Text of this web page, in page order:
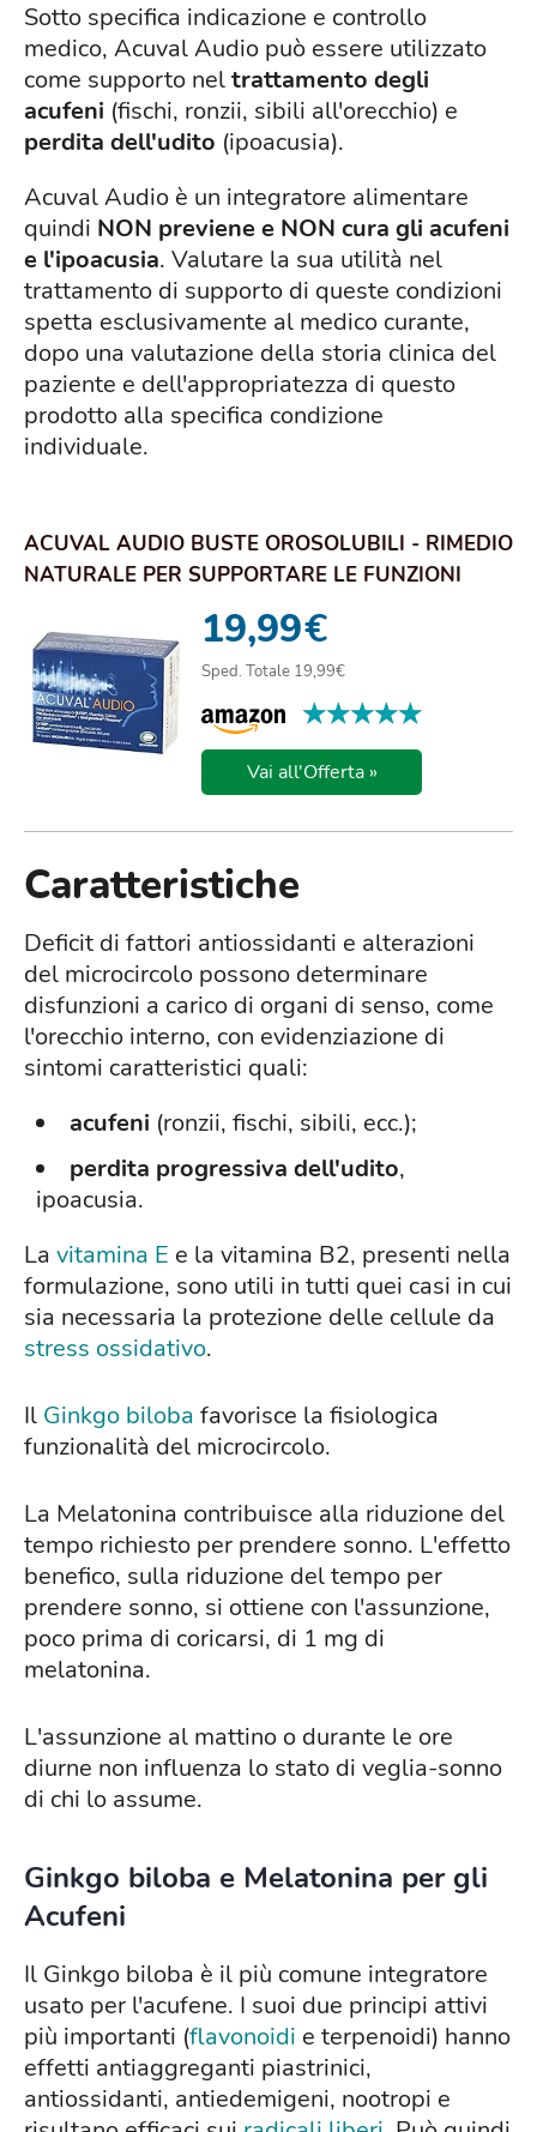
Sotto specifica indicazione e controllo
medico, Acuval Audio può essere utilizzato
come supporto neltrattamento degli
acufeni (fischi, ronzii, sibili all'orecchio) e
perdita dell'udito (ipoacusia).
Acuval Audio è un integratore alimentare
quindi NON previene e NON cura gli acufeni
e l'ipoacusia. Valutare la sua utilità nel
trattamento di supporto di queste condizioni
spetta esclusivamente al medico curante,
dopo una valutazione della storia clinica del
paziente e dell'appropriatezza di questo
prodotto alla specifica condizione
individuale.
ACUVAL AUDIO BUSTE OROSOLUBILI - RIMEDIO
NATURALE PER SUPPORTARE LE FUNZIONI
19,99€
Sped. Totale 19,99€
★★★★★
★★★★★
Vai all'Offerta »
Caratteristiche
Deficit di fattori antiossidanti e alterazioni
del microcircolo possono determinare
disfunzioni a carico di organi di senso, come
l'orecchio interno, con evidenziazione di
sintomi caratteristici quali:
acufeni (ronzii, fischi, sibili, ecc.);
perdita progressiva dell'udito,
ipoacusia.
La vitamina E e la vitamina B2, presenti nella
formulazione, sono utili in tutti quei casi in cui
sia necessaria la protezione delle cellule da
stress ossidativo.
Il Ginkgo biloba favorisce la fisiologica
funzionalità del microcircolo.
La Melatonina contribuisce alla riduzione del
tempo richiesto per prendere sonno. L'effetto
benefico, sulla riduzione del tempo per
prendere sonno, si ottiene con l'assunzione,
poco prima di coricarsi, di 1 mg di
melatonina.
L'assunzione al mattino o durante le ore
diurne non influenza lo stato di veglia-sonno
di chi lo assume.
Ginkgo biloba e Melatonina per gli
Acufeni
Il Ginkgo biloba è il più comune integratore
usato per l'acufene. I suoi due principi attivi
più importanti (flavonoidi e terpenoidi) hanno
effetti antiaggreganti piastrinici,
antiossidanti, antiedemigeni, nootropi e